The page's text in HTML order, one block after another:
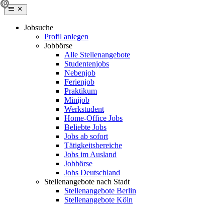
Jobsuche
Profil anlegen
Jobbörse
Alle Stellenangebote
Studentenjobs
Nebenjob
Ferienjob
Praktikum
Minijob
Werkstudent
Home-Office Jobs
Beliebte Jobs
Jobs ab sofort
Tätigkeitsbereiche
Jobs im Ausland
Jobbörse
Jobs Deutschland
Stellenangebote nach Stadt
Stellenangebote Berlin
Stellenangebote Köln